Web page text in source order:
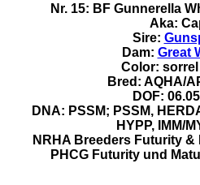
Nr. 15: BF Gunnerella
Aka:
Sire:
Dam: Great
Color:
Bred: AQHA/
DOF:
DNA: PSSM; PSSM,
HYPP, IMM/
NRHA Breeders Futurity
PHCG Futurity und